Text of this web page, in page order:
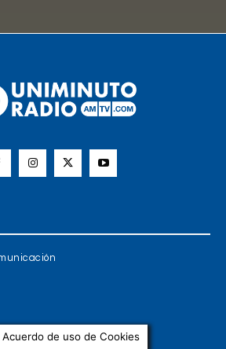
Acuerdo de uso de Cookies